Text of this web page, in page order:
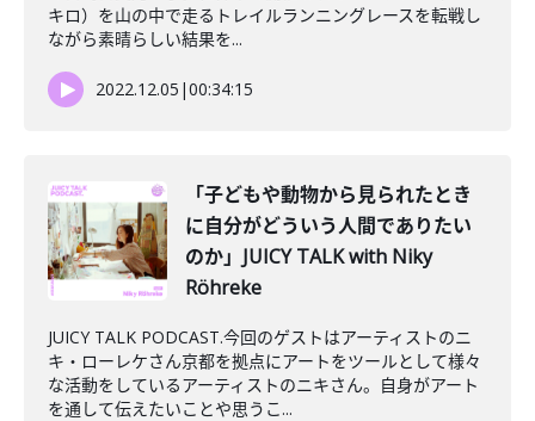
キロ）を山の中で走るトレイルランニングレースを転戦し
ながら素晴らしい結果を...
2022.12.05 |00:34:15
「子どもや動物から見られたとき
に自分がどういう人間でありたい
のか」JUICY TALK with Niky
Röhreke
JUICY TALK PODCAST.今回のゲストはアーティストのニ
キ・ローレケさん京都を拠点にアートをツールとして様々
な活動をしているアーティストのニキさん。自身がアート
を通して伝えたいことや思うこ...